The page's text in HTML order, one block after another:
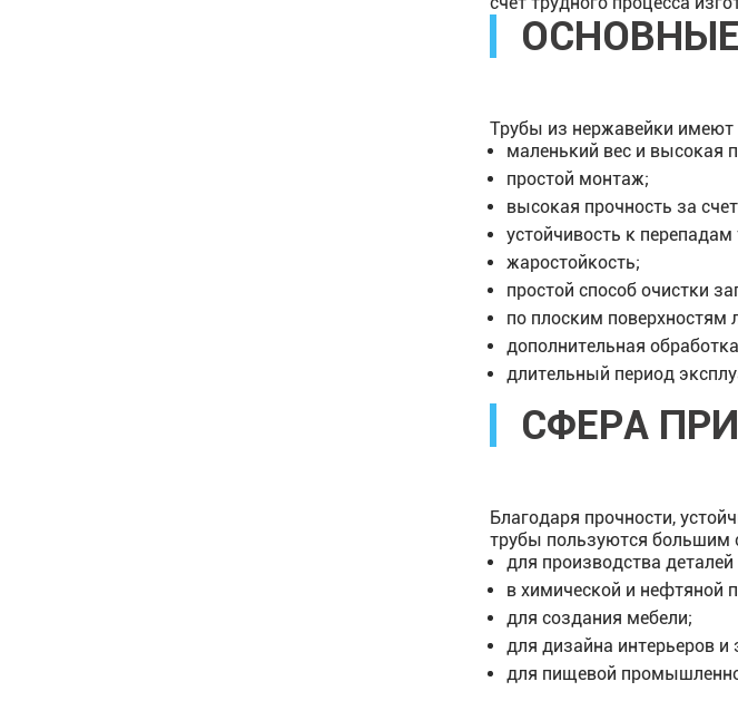
Трубы из нержавейки имеют
маленький вес и высокая
простой монтаж;
высокая прочность за
устойчивость к
жаростойкость;
простой способ очистки
по плоским поверхностям
дополнительная
длительный период
СФЕРА
Благодаря прочности,
трубы пользуются большим
для производства
в химической и нефтяной
для создания мебели;
для дизайна интерьеров и
для пищевой